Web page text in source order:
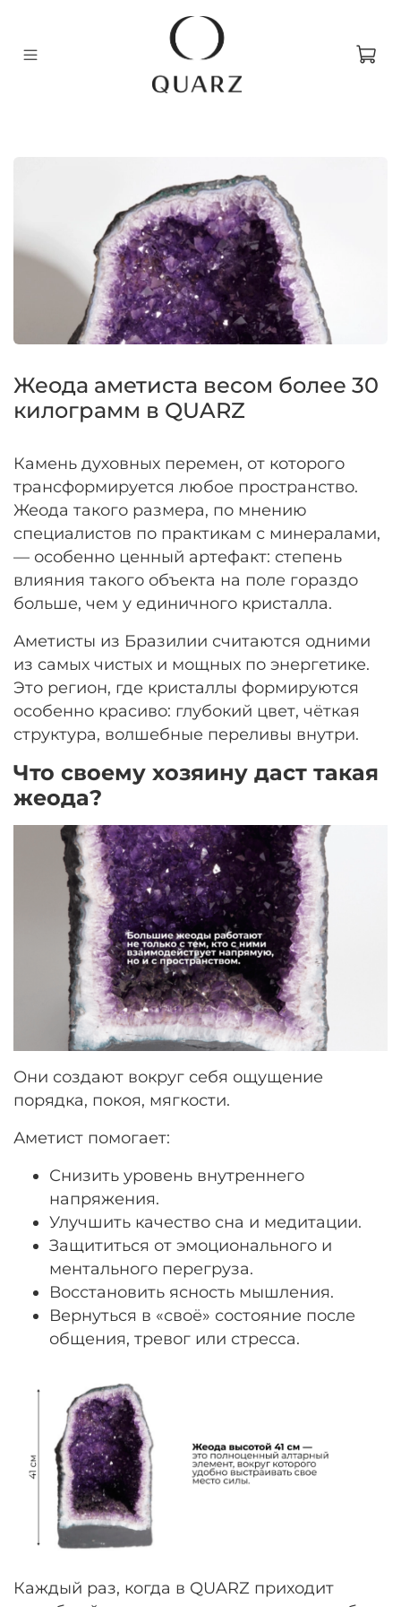
Жеода аметиста весом более 30
килограмм в QUARZ
Камень духовных перемен, от которого
трансформируется любое пространство.
Жеода такого размера, по мнению
специалистов по практикам с минералами,
— особенно ценный артефакт: степень
влияния такого объекта на поле гораздо
больше, чем у единичного кристалла.
Аметисты из Бразилии считаются одними
из самых чистых и мощных по энергетике.
Это регион, где кристаллы формируются
особенно красиво: глубокий цвет, чёткая
структура, волшебные переливы внутри.
Что своему хозяину даст такая
жеода?
Они создают вокруг себя ощущение
порядка, покоя, мягкости.
Аметист помогает:
Снизить уровень внутреннего
напряжения.
Улучшить качество сна и медитации.
Защититься от эмоционального и
ментального перегруза.
Восстановить ясность мышления.
Вернуться в «своё» состояние после
общения, тревог или стресса.
Каждый раз, когда в QUARZ приходит